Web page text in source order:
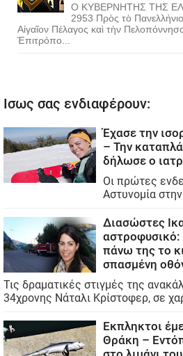
Ο ΚΥΒΕΡΝΗΤΗΣ ΤΗΣ
2953 Πρὸς τὸ
Αἰγαῖον Πέλαγος καὶ τὴν
Ἐπιτρόπο...